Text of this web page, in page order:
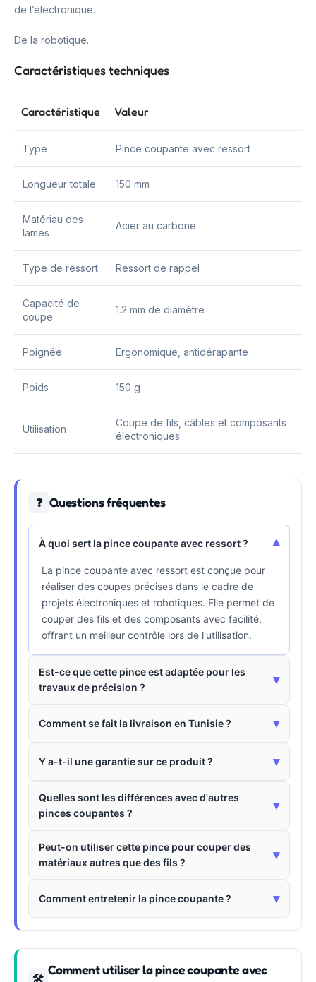
de l’électronique.
De la robotique.
Caractéristiques techniques
Caractéristique Valeur
Type Pince coupante avec ressort
Longueur totale 150 mm
Matériau des
lames
Acier au carbone
Type de ressort Ressort de rappel
Capacité de
coupe
1.2 mm de diamètre
Poignée Ergonomique, antidérapante
Poids 150 g
Utilisation
Coupe de fils, câbles et composants
électroniques
❓ Questions fréquentes
À quoi sert la pince coupante avec ressort ? ▾
La pince coupante avec ressort est conçue pour
réaliser des coupes précises dans le cadre de
projets électroniques et robotiques. Elle permet de
couper des fils et des composants avec facilité,
offrant un meilleur contrôle lors de l'utilisation.
Est-ce que cette pince est adaptée pour les
travaux de précision ?
▾
Comment se fait la livraison en Tunisie ? ▾
Y a-t-il une garantie sur ce produit ? ▾
Quelles sont les différences avec d'autres
pinces coupantes ?
▾
Peut-on utiliser cette pince pour couper des
matériaux autres que des fils ?
▾
Comment entretenir la pince coupante ? ▾
🛠
Comment utiliser la pince coupante avec